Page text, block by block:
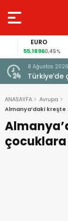
EURO
55,18960,45%
8 Ağustos
maddeler
ANASAYFA
Avrupa
Almanya’daki
çocuklara